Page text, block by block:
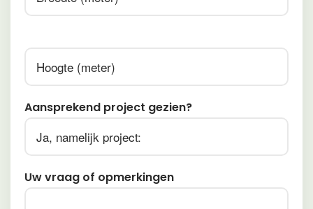
Aansprekend project gezien?
Uw vraag of opmerkingen